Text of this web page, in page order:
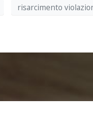
risarcimento